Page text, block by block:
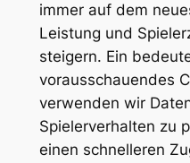
immer auf dem
Leistung und
steigern. Ein
vorausschauendes
verwenden wir
Spielerverhalten zu
einen schnelleren